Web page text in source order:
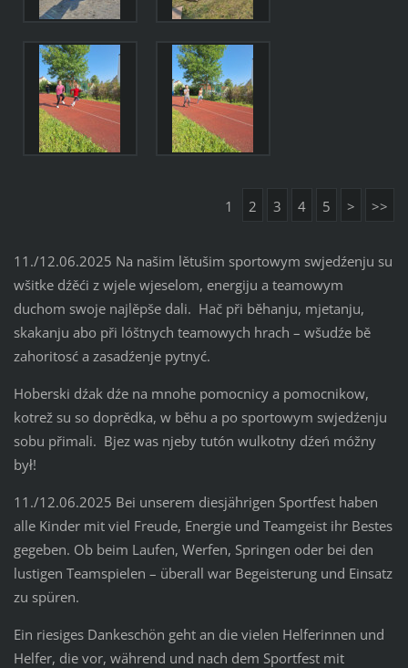
1 2 3 4 5 > >>
11./12.06.2025 Na našim lětušim sportowym swjedźenju su
wšitke dźěći z wjele wjeselom, energiju a teamowym
duchom swoje najlěpše dali. Hač při běhanju, mjetanju,
skakanju abo při lóštnych teamowych hrach – wšudźe bě
zahoritosć a zasadźenje pytnyć.
Hoberski dźak dźe na mnohe pomocnicy a pomocnikow,
kotrež su so doprědka, w běhu a po sportowym swjedźenju
sobu přimali. Bjez was njeby tutón wulkotny dźeń móžny
był!
11./12.06.2025 Bei unserem diesjährigen Sportfest haben
alle Kinder mit viel Freude, Energie und Teamgeist ihr Bestes
gegeben. Ob beim Laufen, Werfen, Springen oder bei den
lustigen Teamspielen – überall war Begeisterung und Einsatz
zu spüren.
Ein riesiges Dankeschön geht an die vielen Helferinnen und
Helfer, die vor, während und nach dem Sportfest mit